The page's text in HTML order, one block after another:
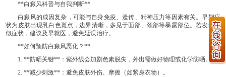
**白癜风科普与自我判断**
白癜风的成因复杂，可能与自身免疫、遗传、精神压力等因素有关。早期症
状为皮肤出现乳白色斑点，边界清晰，多见于面部、颈部等暴露部位。若发现类
似症状，建议及早就医，避免延误治疗。
**如何预防白癜风恶化？**
1. **防晒关键**：紫外线会加剧色素脱失，外出需做好物理或化学防晒。
2. **减少刺激**：避免皮肤外伤、摩擦（如紧身衣物）。